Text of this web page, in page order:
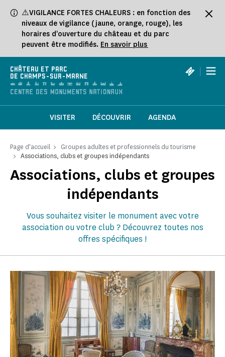
⚠️VIGILANCE FORTES CHALEURS : en fonction des
niveaux de vigilance (jaune, orange, rouge), les
horaires d'ouverture du château et du parc
peuvent être modifiés. En savoir plus
CHÂTEAU ET PARC
DE CHAMPS-SUR-MARNE
|
VISITER DÉCOUVRIR AGENDA
Page d'accueil
Groupes adultes et professionnels du tourisme
Associations, clubs et groupes indépendants
Associations, clubs et groupes
indépendants
Vous souhaitez visiter le monument avec votre
association ou votre club ? Découvrez toutes nos
offres spécifiques !